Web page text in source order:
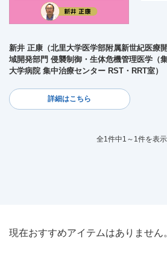
新井 正康（北里大学医学部附属新世紀医療
域開発部門 侵襲制御・生体危機管理医学（
大学病院 集中治療センター RST・RRT室）
詳細はこちら
全1件中1～1件を表
現在おすすめアイテムはありません